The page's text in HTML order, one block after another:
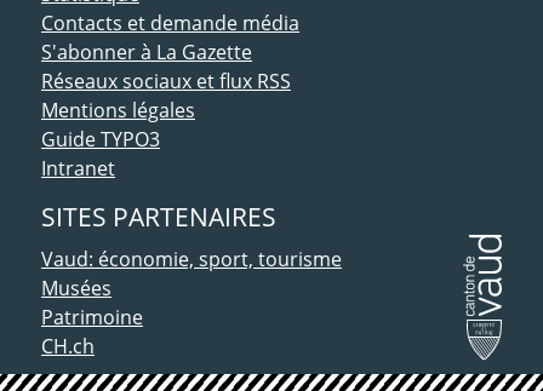
Contacts et demande média
S'abonner à La Gazette
Réseaux sociaux et flux RSS
Mentions légales
Guide TYPO3
Intranet
SITES PARTENAIRES
Vaud: économie, sport, tourisme
Musées
Patrimoine
CH.ch